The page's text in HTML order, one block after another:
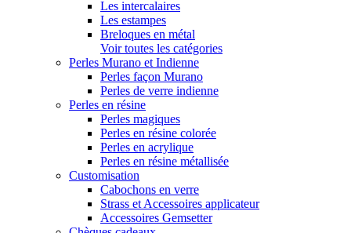
Les intercalaires
Les estampes
Breloques en métal
Voir toutes les catégories
Perles Murano et Indienne
Perles façon Murano
Perles de verre indienne
Perles en résine
Perles magiques
Perles en résine colorée
Perles en acrylique
Perles en résine métallisée
Customisation
Cabochons en verre
Strass et Accessoires applicateur
Accessoires Gemsetter